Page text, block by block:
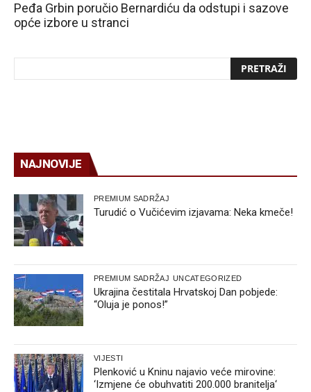
Peđa Grbin poručio Bernardiću da odstupi i sazove
opće izbore u stranci
NAJNOVIJE
PREMIUM SADRŽAJ
Turudić o Vučićevim izjavama: Neka kmeče!
PREMIUM SADRŽAJ UNCATEGORIZED
Ukrajina čestitala Hrvatskoj Dan pobjede:
“Oluja je ponos!”
VIJESTI
Plenković u Kninu najavio veće mirovine:
‘Izmjene će obuhvatiti 200.000 branitelja‘